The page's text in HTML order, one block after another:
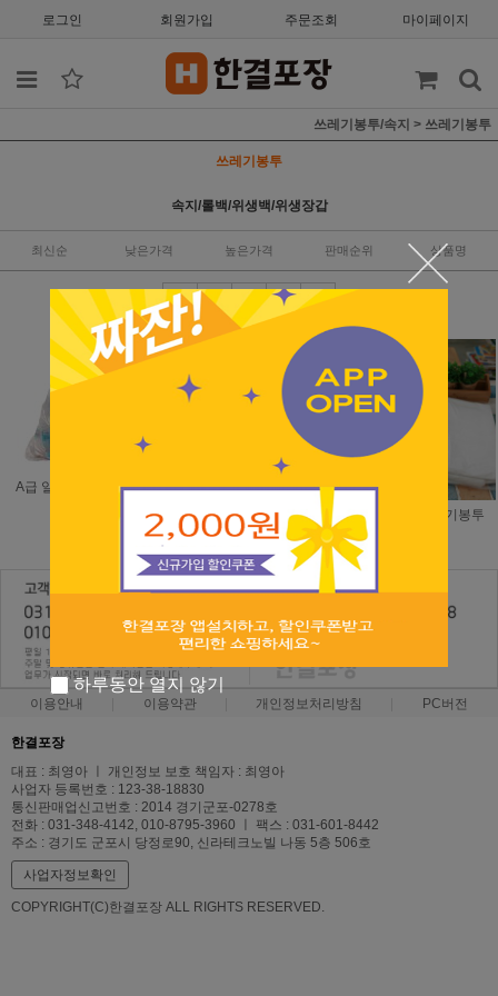
로그인 회원가입 주문조회 마이페이지
쓰레기봉투/속지 > 쓰레기봉투
쓰레기봉투
속지/롤백/위생백/위생장갑
최신순 낮은가격 높은가격 판매순위 상품명
A급 일자형 쓰레기봉투
배접형 쓰레기봉투
3,500원
일반 일자형 쓰레기봉투
이용안내 이용약관 개인정보처리방침 PC버전
한결포장
대표 : 최영아 ㅣ 개인정보 보호 책임자 : 최영아
사업자 등록번호 : 123-38-18830
통신판매업신고번호 : 2014 경기군포-0278호
전화 : 031-348-4142, 010-8795-3960 ㅣ 팩스 : 031-601-8442
주소 : 경기도 군포시 당정로90, 신라테크노빌 나동 5층 506호
사업자정보확인
COPYRIGHT(C)한결포장 ALL RIGHTS RESERVED.
하루동안 열지 않기